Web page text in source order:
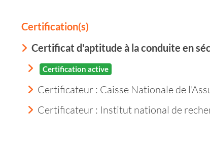
Certification(s)
Certificat d'aptitude à la conduite en
Certification active
Certificateur : Caisse Nationale de
Certificateur : Institut national de